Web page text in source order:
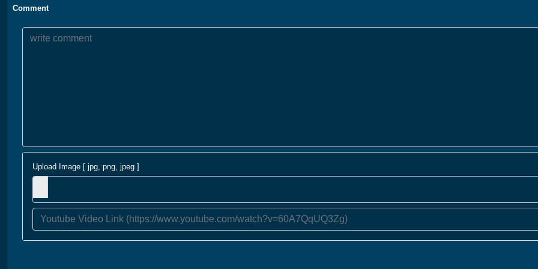
Comment
Upload Image [ jpg, png, jpeg ]